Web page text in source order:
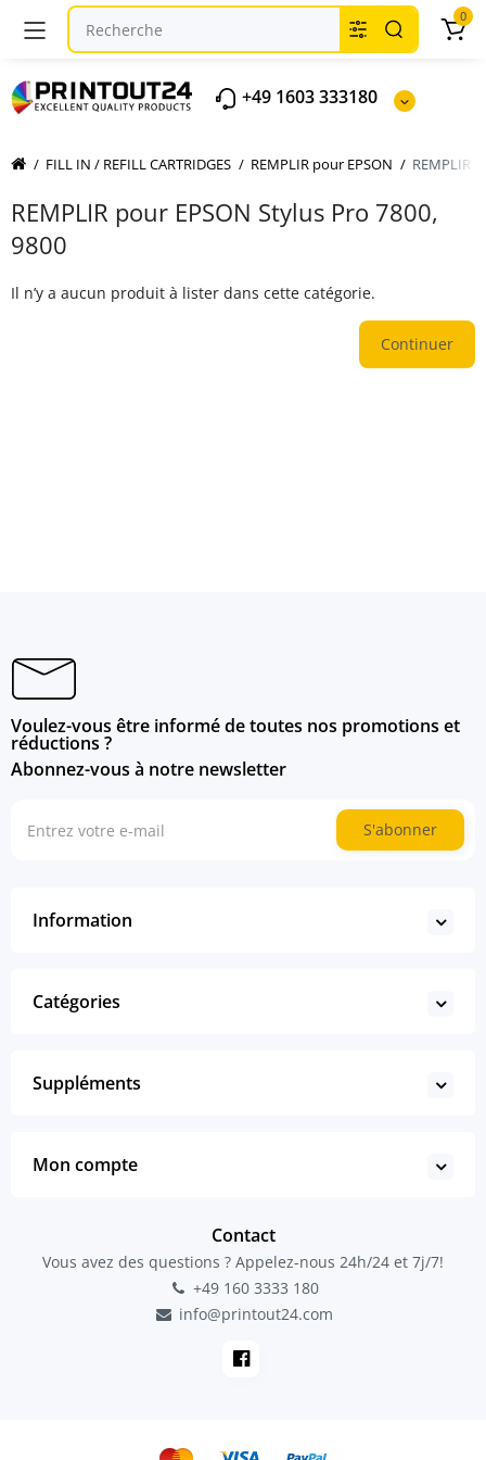
+49 1603 333180
0
FILL IN / REFILL CARTRIDGES REMPLIR pour EPSON REMPLIR
REMPLIR pour EPSON Stylus Pro 7800,
9800
Il n’y a aucun produit à lister dans cette catégorie.
Continuer
Voulez-vous être informé de toutes nos promotions et
réductions ?
Abonnez-vous à notre newsletter
S'abonner
Information
Catégories
Suppléments
Mon compte
Contact
Vous avez des questions ? Appelez-nous 24h/24 et 7j/7!
+49 160 3333 180
info@printout24.com